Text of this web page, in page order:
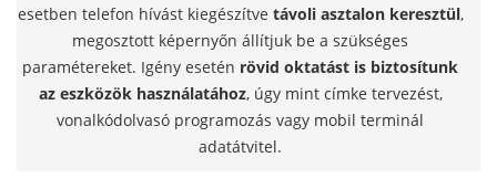
esetben telefon hívást kiegészítve távoli asztalon keresztül,
megosztott képernyőn állítjuk be a szükséges
paramétereket. Igény esetén rövid oktatást is biztosítunk
az eszközök használatához, úgy mint címke tervezést,
vonalkódolvasó programozás vagy mobil terminál
adatátvitel.